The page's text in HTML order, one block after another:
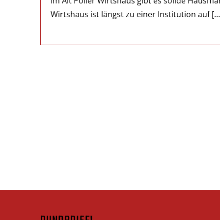
Wirtshaus ist längst zu einer Institution auf